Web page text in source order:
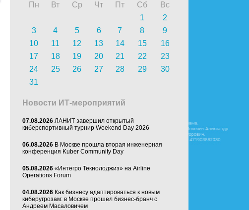
Пн
Вт Ср Чт Пт Сб
Вс
1
2
3
4 5 6 7 8
9
10
11 12 13 14 15
16
17
18 19 20 21 22
23
24
25 26 27 28 29
30
31
Новости ИТ-мероприятий
07.08.2026 ЛАНИТ завершил открытый
киберспортивный турнир Weekend Day 2026
06.08.2026 В Москве прошла вторая инженерная
конференция Kuber Community Day
05.08.2026 «Интегро Текнолоджиз» на Airline
Operations Forum
04.08.2026 Как бизнесу адаптироваться к новым
киберугрозам: в Москве прошел бизнес-бранч с
Андреем Масаловичем